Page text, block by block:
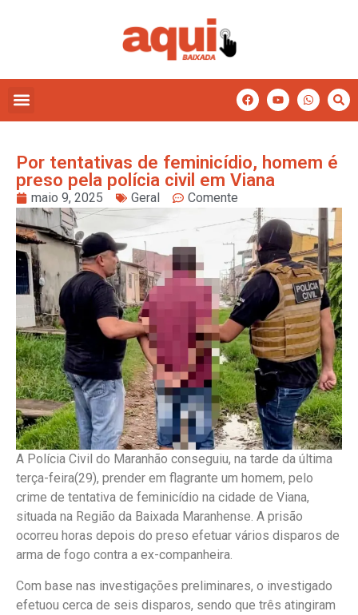
Por tentativas de feminicídio, homem é
preso pela polícia civil em Viana
maio 9, 2025 Geral Comente
A Polícia Civil do Maranhão conseguiu, na tarde da última
terça-feira(29), prender em flagrante um homem, pelo
crime de tentativa de feminicídio na cidade de Viana,
situada na Região da Baixada Maranhense. A prisão
ocorreu horas depois do preso efetuar vários disparos de
arma de fogo contra a ex-companheira.
Com base nas investigações preliminares, o investigado
efetuou cerca de seis disparos, sendo que três atingiram